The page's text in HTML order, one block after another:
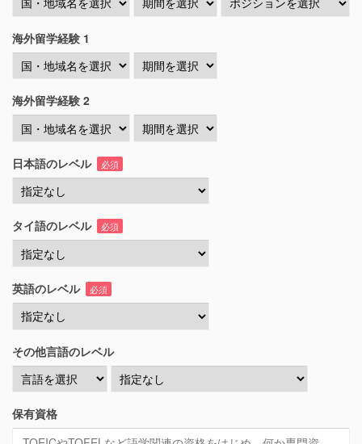
海外留学経験 1
海外留学経験 2
日本語のレベル 必須
タイ語のレベル 必須
英語のレベル 必須
その他言語のレベル
保有資格